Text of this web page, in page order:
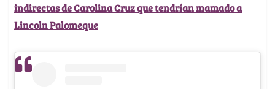
indirectas de Carolina Cruz que tendrían mamado a
Lincoln Palomeque